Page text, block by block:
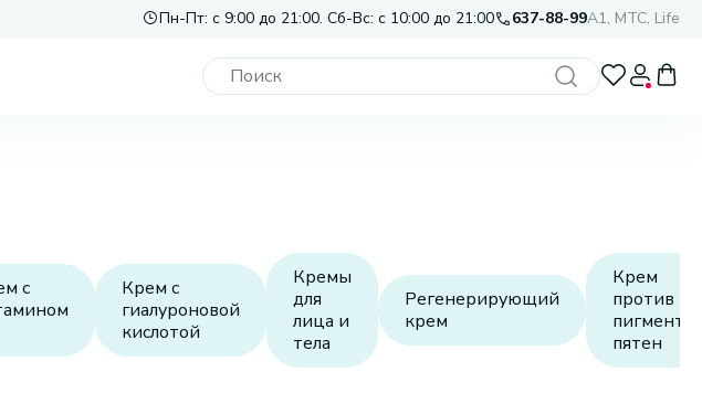
Пн-Пт: с 9:00 до 21:00. Сб-Вс: с 10:00 до 21:00 637-88-99A1, МТС, Life
с
Крем с
гиалуроновой
кислотой
Кремы
для
лица и
тела
Регенерирующий
крем
Крем
против
пятен